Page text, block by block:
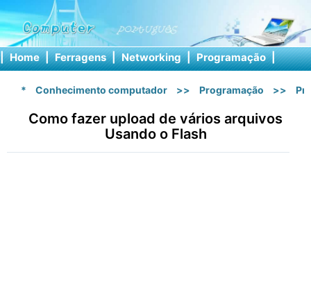
| Home | Ferragens | Networking | Programação |
* Conhecimento computador >> Programação >>
Como fazer upload de vários arquivos
Usando o Flash